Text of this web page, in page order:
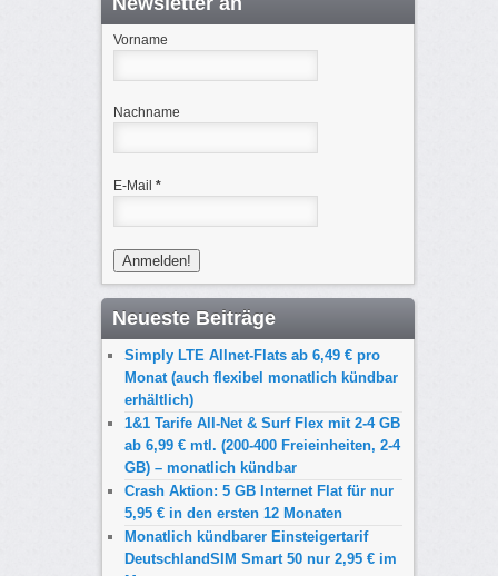
Vorname
Nachname
E-Mail *
Neueste Beiträge
Simply LTE Allnet-Flats ab 6,49 € pro
Monat (auch flexibel monatlich kündbar
erhältlich)
1&1 Tarife All-Net & Surf Flex mit 2-4 GB
ab 6,99 € mtl. (200-400 Freieinheiten, 2-4
GB) – monatlich kündbar
Crash Aktion: 5 GB Internet Flat für nur
5,95 € in den ersten 12 Monaten
Monatlich kündbarer Einsteigertarif
DeutschlandSIM Smart 50 nur 2,95 € im